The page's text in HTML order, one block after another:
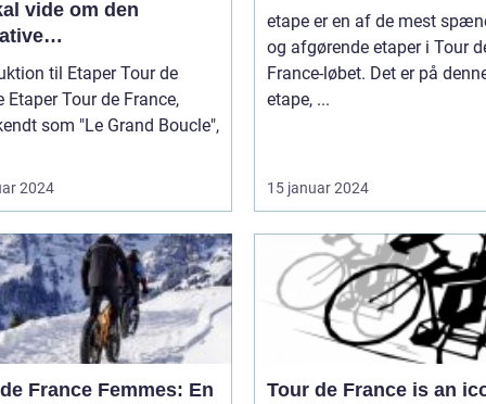
vide om den
til Etaper Tour de
som "Le Grand Boucle",
2024
etape er en af de mest
og afgørende etaper i Tour
France-løbet. Det er på
etape, ...
15 januar 2024
France Femmes: En
Tour de France is an